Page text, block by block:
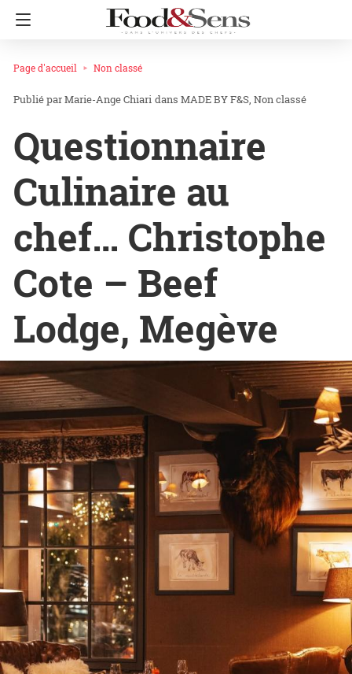
Page d'accueil Non classé
Marie-Ange Chiari dans MADE BY F&S Non classé
Questionnaire
Culinaire au
chef… Christophe
Cote – Beef
Lodge, Megève